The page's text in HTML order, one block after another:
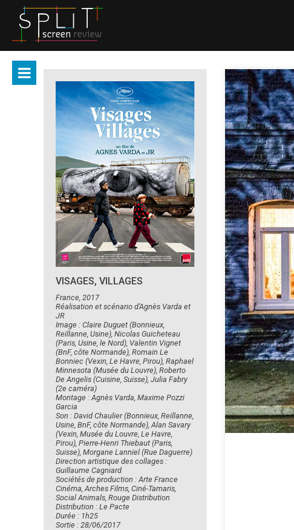
VISAGES, VILLAGES
France, 2017
Réalisation et scénario d’Agnès Varda et
JR
Image : Claire Duguet (Bonnieux,
Reillanne, Usine), Nicolas Guicheteau
(Paris, Usine, le Nord), Valentin Vignet
(BnF, côte Normande), Romain Le
Bonniec (Vexin, Le Havre, Pirou), Raphael
Minnesota (Musée du Louvre), Roberto
De Angelis (Cuisine, Suisse), Julia Fabry
(2e caméra)
Montage : Agnès Varda, Maxime Pozzi
Garcia
Son : David Chaulier (Bonnieux, Reillanne,
Usine, BnF, côte Normande), Alan Savary
(Vexin, Musée du Louvre, Le Havre,
Pirou), Pierre-Henri Thiebaut (Paris,
Suisse), Morgane Lanniel (Rue Daguerre)
Direction artistique des collages :
Guillaume Cagniard
Sociétés de production : Arte France
Cinéma, Arches Films, Ciné-Tamaris,
Social Animals, Rouge Distribution
Distribution : Le Pacte
Durée : 1h25
Sortie : 28/06/2017